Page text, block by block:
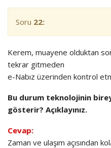
Soru 22:
Kerem, muayene olduktan
tekrar gitmeden
e-Nabız üzerinden kontrol
Bu durum teknolojinin
gösterir? Açıklayınız.
Cevap:
Zaman ve ulaşım açısından